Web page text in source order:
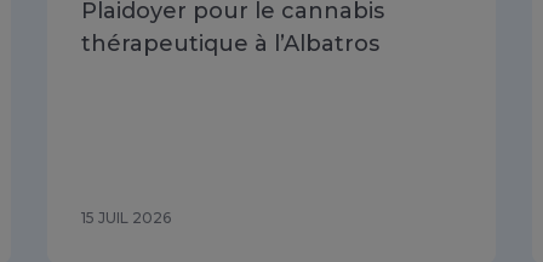
Plaidoyer pour le cannabis
thérapeutique à l’Albatros
15 JUIL 2026